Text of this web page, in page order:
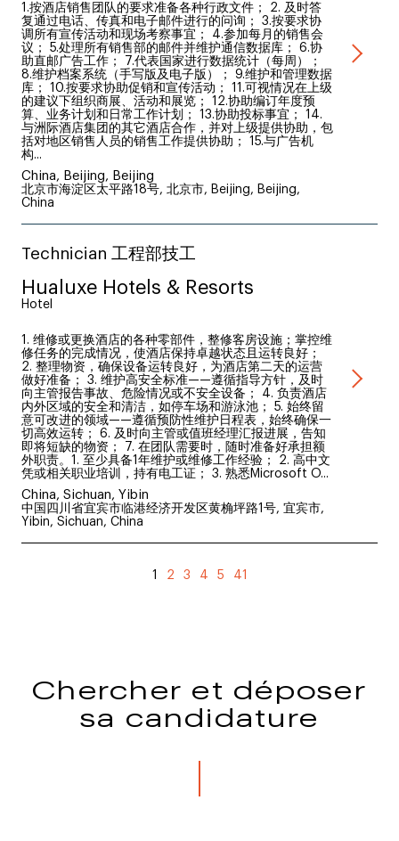
1.按酒店销售团队的要求准备各种行政文件； 2. 及时答
复通过电话、传真和电子邮件进行的问询； 3.按要求协
调所有宣传活动和现场考察事宜； 4.参加每月的销售会
议； 5.处理所有销售部的邮件并维护通信数据库； 6.协
助直邮广告工作； 7.代表国家进行数据统计（每周）；
8.维护档案系统（手写版及电子版）； 9.维护和管理数据
库； 10.按要求协助促销和宣传活动； 11.可视情况在上级
的建议下组织商展、活动和展览； 12.协助编订年度预
算、业务计划和日常工作计划； 13.协助投标事宜； 14.
与洲际酒店集团的其它酒店合作，并对上级提供协助，包
括对地区销售人员的销售工作提供协助； 15.与广告机
构...
China, Beijing, Beijing
北京市海淀区太平路18号, 北京市, Beijing, Beijing,
China
Technician 工程部技工
Hualuxe Hotels & Resorts
Hotel
1. 维修或更换酒店的各种零部件，整修客房设施；掌控维
修任务的完成情况，使酒店保持卓越状态且运转良好；
2. 整理物资，确保设备运转良好，为酒店第二天的运营
做好准备； 3. 维护高安全标准——遵循指导方针，及时
向主管报告事故、危险情况或不安全设备； 4. 负责酒店
内外区域的安全和清洁，如停车场和游泳池； 5. 始终留
意可改进的领域——遵循预防性维护日程表，始终确保一
切高效运转； 6. 及时向主管或值班经理汇报进展，告知
即将短缺的物资； 7. 在团队需要时，随时准备好承担额
外职责。1. 至少具备1年维护或维修工作经验； 2. 高中文
凭或相关职业培训，持有电工证； 3. 熟悉Microsoft O...
China, Sichuan, Yibin
中国四川省宜宾市临港经济开发区黄桷坪路1号, 宜宾市,
Yibin, Sichuan, China
1 2 3 4 5 41
Chercher et déposer
sa candidature